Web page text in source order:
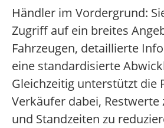
Händler im Vordergrund:
Zugriff auf ein breites
Fahrzeugen, detaillierte
eine standardisierte
Gleichzeitig unterstützt die
Verkäufer dabei,
und Standzeiten zu